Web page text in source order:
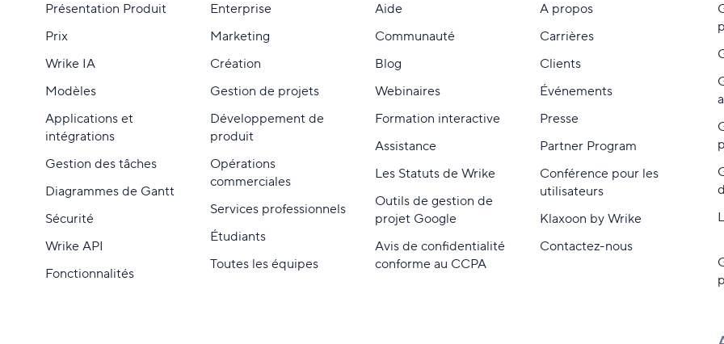
Présentation Produit
Prix
Wrike IA
Modèles
Applications et
intégrations
Gestion des tâches
Diagrammes de Gantt
Sécurité
Wrike API
Fonctionnalités
Enterprise
Marketing
Création
Gestion de projets
Développement de
produit
Opérations
commerciales
Services professionnels
Étudiants
Toutes les équipes
Aide
Communauté
Blog
Webinaires
Formation interactive
Assistance
Les Statuts de Wrike
Outils de gestion de
projet Google
Avis de confidentialité
conforme au CCPA
A propos
Carrières
Clients
Événements
Presse
Partner Program
Conférence pour les
utilisateurs
Klaxoon by Wrike
Contactez-nous